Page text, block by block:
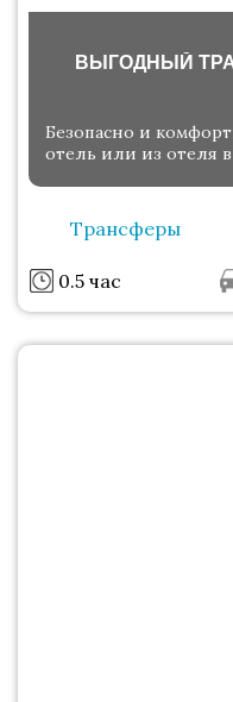
ВЫГОДНЫЙ
Безопасно и
отель или из отеля
Трансферы
0.5 час